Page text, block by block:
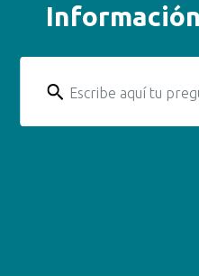
Escribe aquí tu